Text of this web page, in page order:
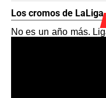
Los cromos de
No es un año más.
Meses antes, en
Hay pocas